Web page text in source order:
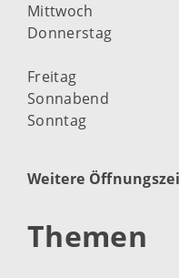
Mittwoch
Donnerstag
Freitag
Sonnabend
Sonntag
Weitere
Themen